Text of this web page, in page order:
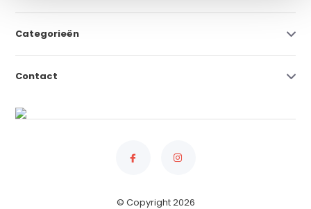
Categorieën
Contact
© Copyright 2026